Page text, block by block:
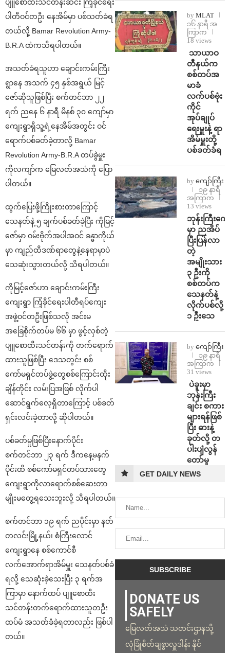
ပျူစောထီးသင်တန်းဆင်း ကြံ့ခိုင်ရေး
ပါတီဝင်တဦး နေအိမ်မှာ ပစ်သတ်ခံရ
တယ်လို့ Bamar Revolution Army-
B.R.A ထံကသိရပါတယ်။
အသတ်ခံရသူဟာ ချောင်းကမ်းကြီး
ရွာနေ အသက် ၄၅ နှစ်အရွယ် မြင့်
ဇော်ဆိုသူဖြစ်ပြီး စက်တင်ဘာ ၂၂
ရက် ညနေ ၆ နာရီ မိနစ် ၃၀ ကျော်မှာ
ကျေးရွာရှိသူ့ရဲ့နေအိမ်အတွင်း ဝင်
ရောက်ပစ်ခတ်ခဲ့တာလို့ Bamar
Revolution Army-B.R.A တပ်ခွဲမှူး
ကိုလကျာ်က မြေလတ်အသံကို ပြော
ပါတယ်။
ထွက်ပြေးဖို့ကြိုးစားတာကြောင့်
သေနတ်နဲ့ ၅ ချက်ပစ်ခတ်ခဲ့ပြီး ကိုမြင့်
ဇော်မှာ ဝမ်းဗိုက်အပါအဝင် ခန္ဓာကိုယ်
မှာ ကျည်ထိဒဏ်ရာတွေနဲ့နေရာမှာပဲ
သေဆုံးသွားတယ်လို့ သိရပါတယ်။
ကိုမြင့်ဇော်ဟာ ချောင်းကမ်းကြီး
ကျေးရွာ ကြံ့ခိုင်ရေးပါတီရပ်ကျေး
အဖွဲ့ဝင်တဦးဖြစ်သလို အင်းမ
အခြေစိုက်တပ်မ ၆၆ မှာ ဖွင့်လှစ်တဲ့
ပျူစောထီးသင်တန်းကို တက်ရောက်
ထားသူဖြစ်ပြီး ဒေသတွင်း စစ်
ကော်မရှင်တပ်ဖွဲ့တွေစစ်ကြောင်းထိုး
ချိန်တိုင်း လမ်းပြအဖြစ် လိုက်ပါ
ဆောင်ရွက်လေ့ရှိတာကြောင့် ပစ်ခတ်
ရှင်းလင်းခဲ့တာလို့ ဆိုပါတယ်။
ပစ်ခတ်မှုဖြစ်ပြီးနောက်ပိုင်း
စက်တင်ဘာ ၂၃ ရက် ဒီကနေ့မနက်
ပိုင်းထိ စစ်ကော်မရှင်တပ်သားတွေ
ကျေးရွာကိုလာရောက်စစ်ဆေးတာ
မျိုးမတွေ့ရသေးဘူးလို့ သိရပါတယ်။
စက်တင်ဘာ ၁၉ ရက် ညပိုင်းမှာ နတ်
တလင်းမြို့နယ်၊ စံကြီးလောင်
ကျေးရွာနေ စစ်ကောင်စီ
လက်အောက်ရာအိမ်မှူး သေနတ်ပစ်ခံ
ရလို့ သေဆုံးခဲ့သေးပြီး ၃ ရက်အ
ကြာမှာ နောက်ထပ် ပျူစောထီး
သင်တန်းတက်ရောက်ထားသူတဦး
ထပ်မံ အသတ်ခံခဲ့ရတာလည်း ဖြစ်ပါ
တယ်။
by MLAT
၁၆ နာရီ အ
ကြာက
18 views
⁩ ⁨သာယာဝ
တီနယ်က
စစ်တပ်အ
မာခံ
လက်ပစ်ဗုံး
ကိုင်
အုပ်ချုပ်
ရေးမှူးနဲ့ ရာ
အိမ်မှူးတို့
ပစ်ခတ်ခံရ
by ကျော်ကြီး
၁၉ နာရီ
အကြာက
13 views
ဘုန်းကြီးကျ
မှာ ညအိပ်
ပြီးပြန်လာ
တဲ့
အမျိုးသား
၃ ဦးကို
စစ်တပ်က
သေနတ်နဲ့
လိုက်ပစ်လို့
၁ ဦးသေ
by ကျော်ကြီး
၁၉ နာရီ
အကြာက
31 views
⁩ ⁨ပဲခူးမှာ
ဘုန်းကြီး
ချင်း စကား
များရန်ဖြစ်
ပြီး ဓားနဲ့
ခုတ်လို့ တ
ပါးပျံလွန်
တော်မူ
GET DAILY NEWS
DONATE US
SAFELY
မြေလတ်အသံ သတင်းဌာနသို့
လုံခြုံစိတ်ချစွာလှူဒါန်း နိုင်